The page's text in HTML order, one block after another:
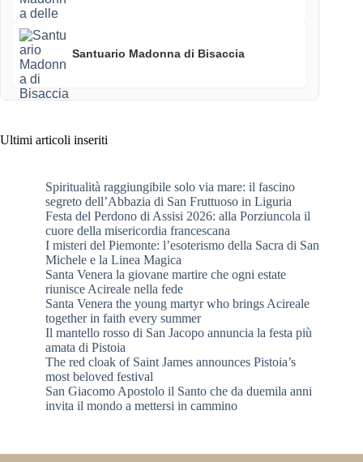
Santuario Madonna di Bisaccia
Ultimi articoli inseriti
Spiritualità raggiungibile solo via mare: il fascino
segreto dell’Abbazia di San Fruttuoso in Liguria
Festa del Perdono di Assisi 2026: alla Porziuncola il
cuore della misericordia francescana
I misteri del Piemonte: l’esoterismo della Sacra di San
Michele e la Linea Magica
Santa Venera la giovane martire che ogni estate
riunisce Acireale nella fede
Santa Venera the young martyr who brings Acireale
together in faith every summer
Il mantello rosso di San Jacopo annuncia la festa più
amata di Pistoia
The red cloak of Saint James announces Pistoia’s
most beloved festival
San Giacomo Apostolo il Santo che da duemila anni
invita il mondo a mettersi in cammino